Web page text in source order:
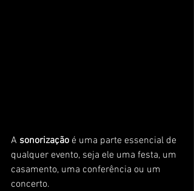
A sonorização é uma parte essencial de
qualquer evento, seja ele uma festa, um
casamento, uma conferência ou um
concerto.